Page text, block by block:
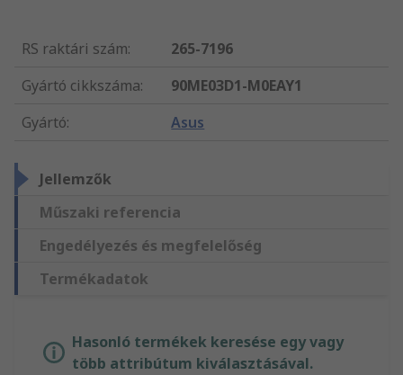
RS raktári szám:
265-7196
Gyártó cikkszáma:
90ME03D1-M0EAY1
Gyártó: Asus
Jellemzők
Műszaki referencia
Engedélyezés és megfelelőség
Termékadatok
Hasonló termékek keresése egy vagy
több attribútum kiválasztásával.